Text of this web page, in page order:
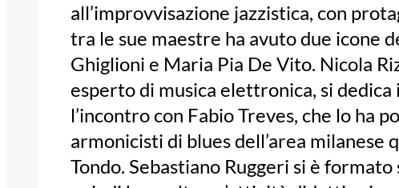
all’improvvisazione jazzistica, con
tra le sue maestre ha avuto due icone
Ghiglioni e Maria Pia De Vito. Nicola
esperto di musica elettronica, si dedica
l’incontro con Fabio Treves, che lo ha
armonicisti di blues dell’area milanese
Tondo. Sebastiano Ruggeri si è